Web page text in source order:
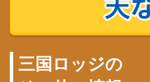
三国ロッジの